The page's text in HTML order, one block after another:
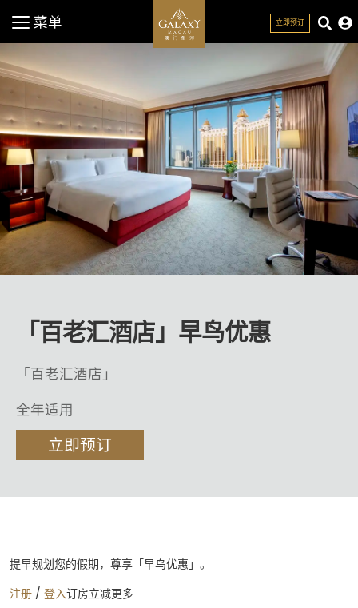
菜单
立即预订
「百老汇酒店」早鸟优惠
「百老汇酒店」
全年适用
立即预订
提早规划您的假期，尊享「早鸟优惠」。
注册 / 登入订房立减更多